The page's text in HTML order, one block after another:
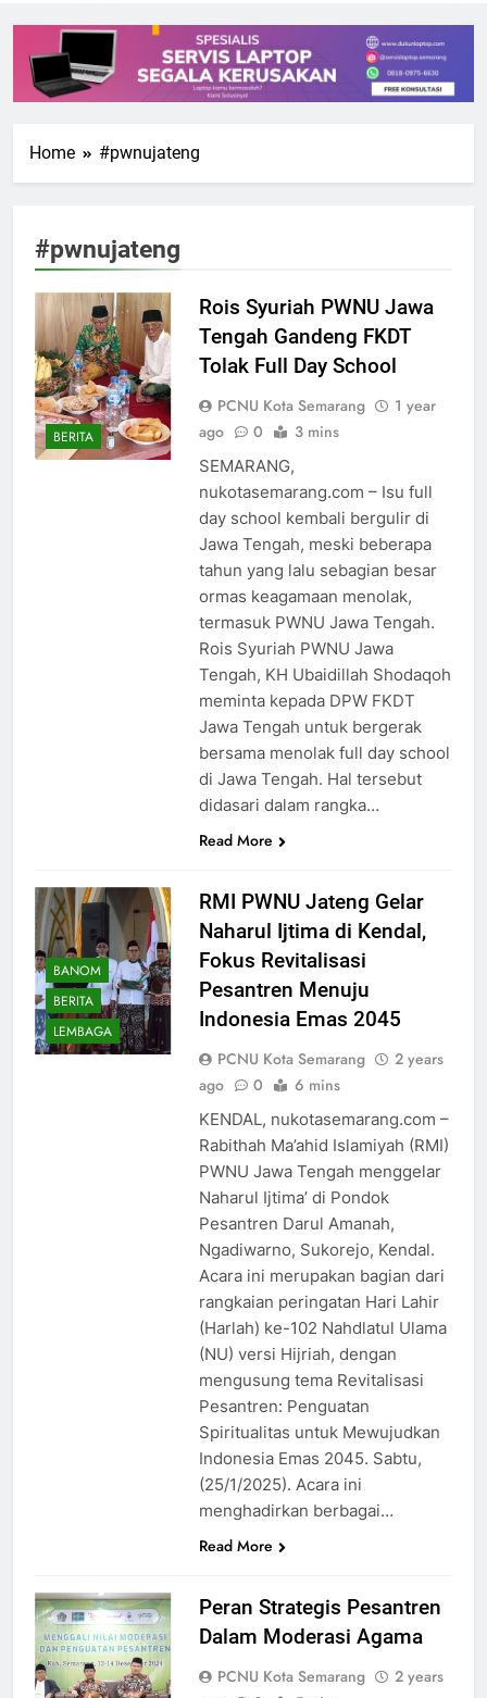
Home #pwnujateng
#pwnujateng
BERITA
Rois Syuriah PWNU Jawa
Tengah Gandeng FKDT
Tolak Full Day School
PCNU Kota Semarang
1 year
ago
0 3 mins
SEMARANG,
nukotasemarang.com – Isu full
day school kembali bergulir di
Jawa Tengah, meski beberapa
tahun yang lalu sebagian besar
ormas keagamaan menolak,
termasuk PWNU Jawa Tengah.
Rois Syuriah PWNU Jawa
Tengah, KH Ubaidillah Shodaqoh
meminta kepada DPW FKDT
Jawa Tengah untuk bergerak
bersama menolak full day school
di Jawa Tengah. Hal tersebut
didasari dalam rangka…
Read More
BANOM
BERITA
LEMBAGA
RMI PWNU Jateng Gelar
Naharul Ijtima di Kendal,
Fokus Revitalisasi
Pesantren Menuju
Indonesia Emas 2045
PCNU Kota Semarang
2 years
ago
0 6 mins
KENDAL, nukotasemarang.com –
Rabithah Ma’ahid Islamiyah (RMI)
PWNU Jawa Tengah menggelar
Naharul Ijtima’ di Pondok
Pesantren Darul Amanah,
Ngadiwarno, Sukorejo, Kendal.
Acara ini merupakan bagian dari
rangkaian peringatan Hari Lahir
(Harlah) ke-102 Nahdlatul Ulama
(NU) versi Hijriah, dengan
mengusung tema Revitalisasi
Pesantren: Penguatan
Spiritualitas untuk Mewujudkan
Indonesia Emas 2045. Sabtu,
(25/1/2025). Acara ini
menghadirkan berbagai…
Read More
Peran Strategis Pesantren
Dalam Moderasi Agama
PCNU Kota Semarang
2 years